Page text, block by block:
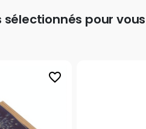
pour vous
favorite_border